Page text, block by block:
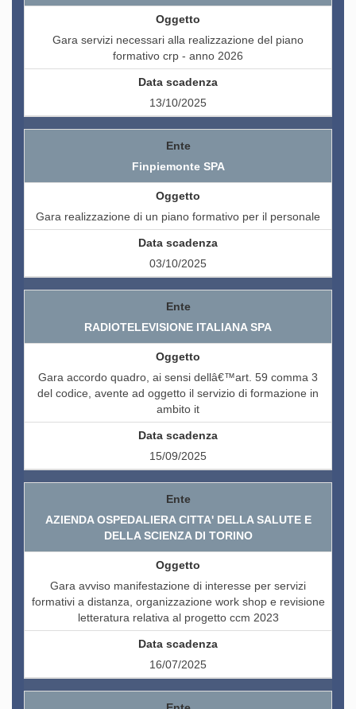
Gara servizi necessari alla realizzazione del piano
formativo crp - anno 2026
13/10/2025
Finpiemonte SPA
Gara realizzazione di un piano formativo per il personale
03/10/2025
RADIOTELEVISIONE ITALIANA SPA
Gara accordo quadro, ai sensi dellâ€™art. 59 comma 3
del codice, avente ad oggetto il servizio di formazione in
ambito it
15/09/2025
AZIENDA OSPEDALIERA CITTA' DELLA SALUTE E
DELLA SCIENZA DI TORINO
Gara avviso manifestazione di interesse per servizi
formativi a distanza, organizzazione work shop e revisione
letteratura relativa al progetto ccm 2023
16/07/2025